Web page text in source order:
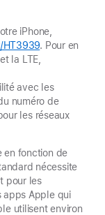
iPhone,
HT3939. Pour en
la LTE,
avec les
numéro de
les réseaux
en fonction de
nécessite
pour les
apps Apple qui
utilisent environ